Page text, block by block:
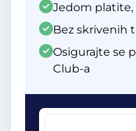
Jedom
Bez skrivenih
Osigurajte se
Club-a